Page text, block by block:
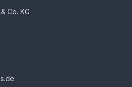
Co. KG